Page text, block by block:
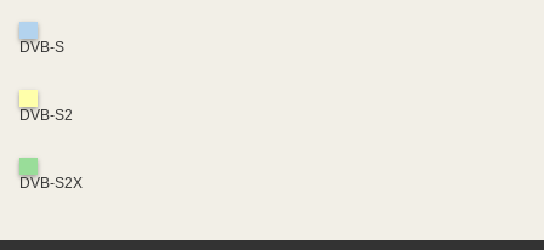
DVB-S
DVB-S2
DVB-S2X